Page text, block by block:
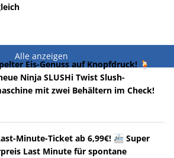
Alle anzeigen
Eis-Genuss auf Knopfdruck! 🍹
Ninja SLUSHi Twist Slush-
mit zwei Behältern im Check!
Minute-Ticket ab 6,99€! 🚈 Super
Last Minute für spontane